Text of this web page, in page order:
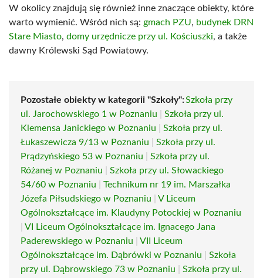
W okolicy znajdują się również inne znaczące obiekty, które
warto wymienić. Wśród nich są: gmach PZU, budynek DRN
Stare Miasto, domy urzędnicze przy ul. Kościuszki, a także
dawny Królewski Sąd Powiatowy.
Pozostałe obiekty w kategorii "Szkoły":Szkoła przy
ul. Jarochowskiego 1 w Poznaniu
Szkoła przy ul.
Klemensa Janickiego w Poznaniu
Szkoła przy ul.
Łukaszewicza 9/13 w Poznaniu
Szkoła przy ul.
Prądzyńskiego 53 w Poznaniu
Szkoła przy ul.
Różanej w Poznaniu
Szkoła przy ul. Słowackiego
54/60 w Poznaniu
Technikum nr 19 im. Marszałka
Józefa Piłsudskiego w Poznaniu
V Liceum
Ogólnokształcące im. Klaudyny Potockiej w Poznaniu
VI Liceum Ogólnokształcące im. Ignacego Jana
Paderewskiego w Poznaniu
VII Liceum
Ogólnokształcące im. Dąbrówki w Poznaniu
Szkoła
przy ul. Dąbrowskiego 73 w Poznaniu
Szkoła przy ul.